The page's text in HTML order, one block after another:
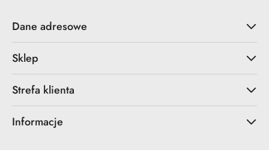
Dane adresowe
Sklep
Strefa klienta
Informacje